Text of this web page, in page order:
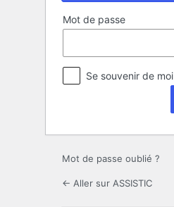
Mot de passe
Se souvenir de moi
Mot de passe oublié ?
← Aller sur ASSISTIC